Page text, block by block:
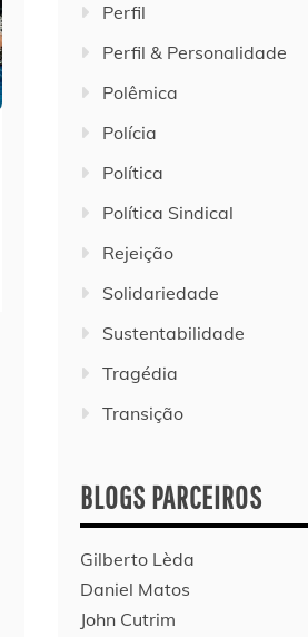
Perfil
Perfil & Personalidade
Polêmica
Polícia
Política
Política Sindical
Rejeição
Solidariedade
Sustentabilidade
Tragédia
Transição
BLOGS PARCEIROS
Gilberto Lèda
Daniel Matos
John Cutrim